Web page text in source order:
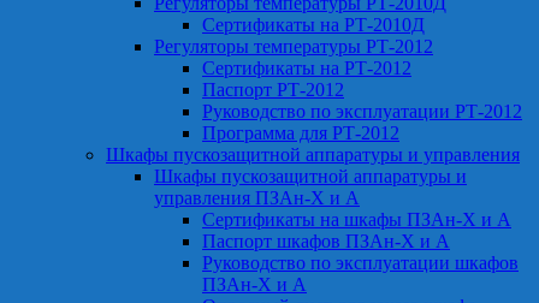
Сертификаты на РТ-2010Д
Регуляторы температуры РТ-2012
Сертификаты на РТ-2012
Паспорт РТ-2012
Руководство по эксплуатации РТ-2012
Программа для РТ-2012
Шкафы пускозащитной аппаратуры и управления
Шкафы пускозащитной аппаратуры и
управления ПЗАн-Х и А
Сертификаты на шкафы ПЗАн-Х и А
Паспорт шкафов ПЗАн-Х и А
Руководство по эксплуатации шкафов
ПЗАн-Х и А